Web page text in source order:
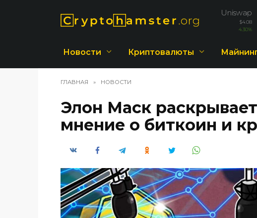
Uniswap
$4.08
4.30%
Новости Криптовалюты
ГЛАВНАЯ » НОВОСТИ
Элон Маск
мнение о биткоин и